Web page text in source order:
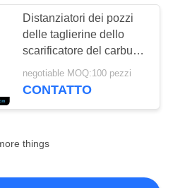
per
Distanziatori dei pozzi
delle taglierine dello
scarificatore del carburo
degli accessori EDCO
5PT dello scarificatore
negotiable MOQ:100 pezzi
CONTATTO
things